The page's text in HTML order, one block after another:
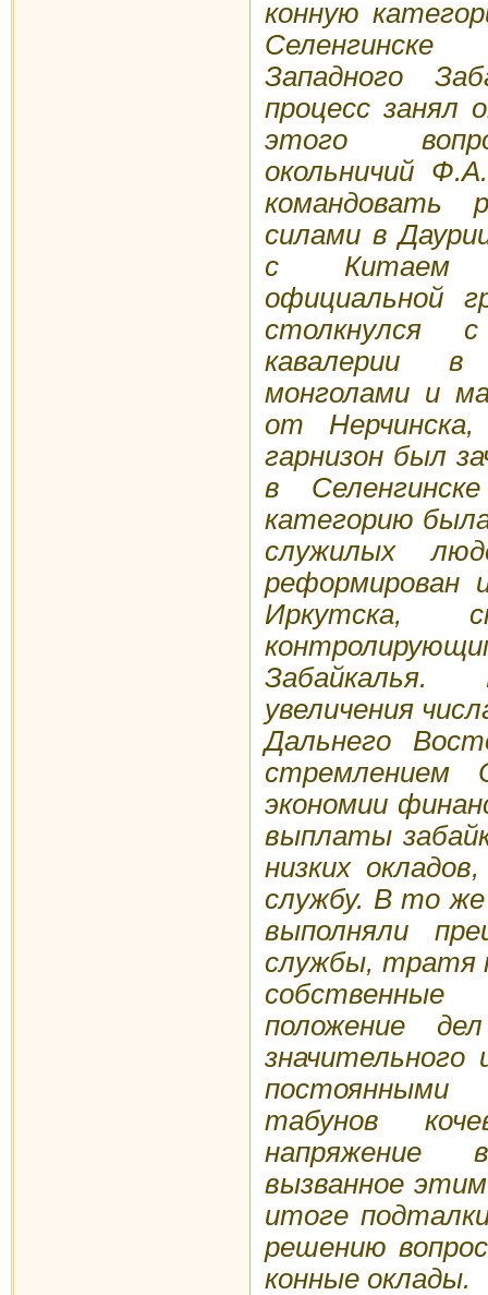
конную
Западного
процесс занял
этого
окольничий
командовать
силами в
с Китаем
официальной
столкнулся
кавалерии
монголами и
от
гарнизон был
в
категорию
служилых
реформирован
Иркутска,
Забайкалья.
увеличения
Дальнего
стремлением
экономии
выплаты
низких
службу. В то
выполняли
службы, тратя
положение
значительного
табунов
напряжение
вызванное
итоге
решению
конные оклады.